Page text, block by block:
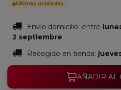
Últimas unidades
Envío domicilio: entre
2 septiembre
Recogido en tienda:
AÑADIR AL